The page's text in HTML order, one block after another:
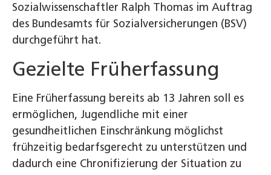
Sozialwissenschaftler Ralph Thomas im Auftrag
des Bundesamts für Sozialversicherungen (BSV)
durchgeführt hat.
Gezielte Früherfassung
Eine Früherfassung bereits ab 13 Jahren soll es
ermöglichen, Jugendliche mit einer
gesundheitlichen Einschränkung möglichst
frühzeitig bedarfsgerecht zu unterstützen und
dadurch eine Chronifizierung der Situation zu